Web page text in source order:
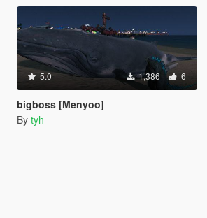
5.0 1,386 6
bigboss [Menyoo]
By tyh